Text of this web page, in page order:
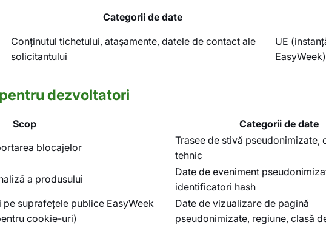
Categorii de date
Conținutul tichetului, atașamente, datele de contact ale
solicitantului
UE
EasyWeek)
dezvoltatori
Scop Categorii de date
blocajelor
Trasee de stivă pseudonimizate,
tehnic
a produsului
Date de eveniment
identificatori hash
suprafețele publice EasyWeek
cookie-uri)
Date de vizualizare de pagină
pseudonimizate, regiune, clasă